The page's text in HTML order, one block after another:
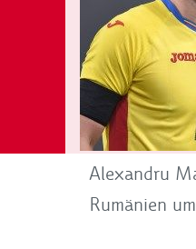
Alexandru
Rumänien